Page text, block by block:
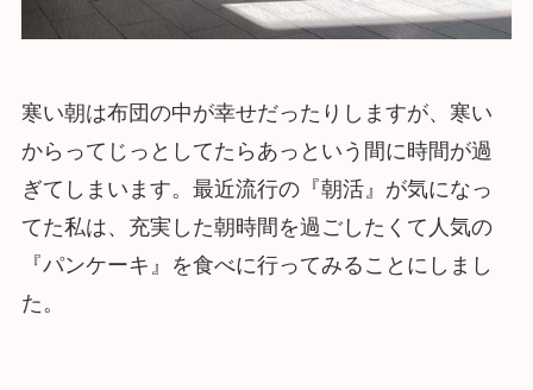
寒い朝は布団の中が幸せだったりしますが、寒い
からってじっとしてたらあっという間に時間が過
ぎてしまいます。最近流行の『朝活』が気になっ
てた私は、充実した朝時間を過ごしたくて人気の
『パンケーキ』を食べに行ってみることにしまし
た。